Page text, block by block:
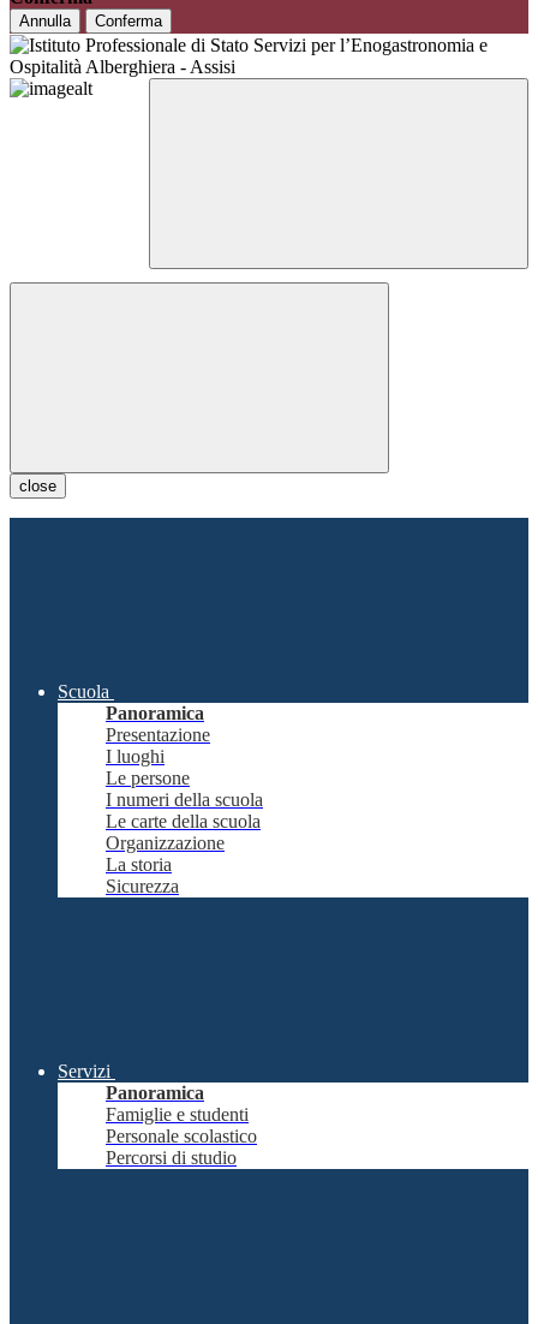
Annulla Conferma
close
Scuola
Panoramica
Presentazione
I luoghi
Le persone
I numeri della scuola
Le carte della scuola
Organizzazione
La storia
Sicurezza
Servizi
Panoramica
Famiglie e studenti
Personale scolastico
Percorsi di studio